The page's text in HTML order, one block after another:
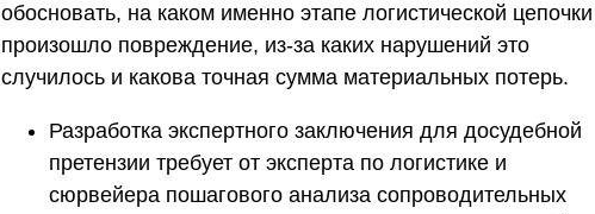
обосновать, на каком именно этапе логистической цепочки
произошло повреждение, из-за каких нарушений это
случилось и какова точная сумма материальных потерь.
Разработка экспертного заключения для досудебной
претензии требует от эксперта по логистике и
сюрвейера пошагового анализа сопроводительных